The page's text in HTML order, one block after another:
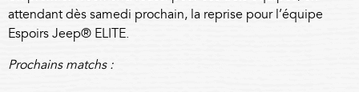
attendant dès samedi prochain, la reprise pour l’équipe
Espoirs Jeep® ELITE.
Prochains matchs :